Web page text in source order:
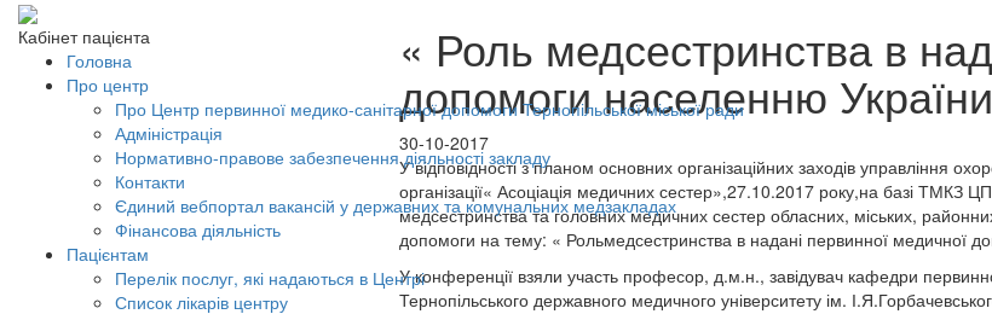
Кабінет пацієнта
Головна
Про центр
Про Центр первинної медико-санітарної допомоги Тернопільської міської ради
Адміністрація
Нормативно-правове забезпечення діяльності закладу
Контакти
Єдиний вебпортал вакансій у державних та комунальних медзакладах
Фінансова діяльність
Пацієнтам
Перелік послуг, які надаються в Центрі
Список лікарів центру
« Роль медсестринства в
допомоги населенню
30-10-2017
У відповідності з планом основних організаційних заходів управління
організації« Асоціація медичних сестер»,27.10.2017 року,на базі ТМКЗ
медсестринства та головних медичних сестер обласних, міських,
допомоги на тему: « Рольмедсестринства в надані первинної медичної
У конференції взяли участь професор, д.м.н., завідувач кафедри
Тернопільського державного медичного університету ім.